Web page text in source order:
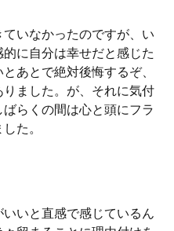
いなかったのですが、い
に自分は幸せだと感じた
あとで絶対後悔するぞ、
ました。が、それに気付
らくの間は心と頭にフラ
た。
いと直感で感じているん